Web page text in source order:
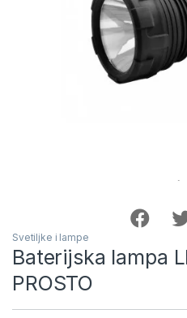
Svetiljke i lampe
Baterijska lampa
PROSTO